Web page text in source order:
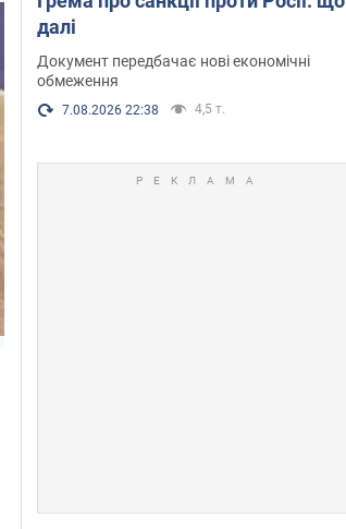
далі
Документ передбачає нові економічні
обмеження
7.08.2026 22:38 4,5 т.